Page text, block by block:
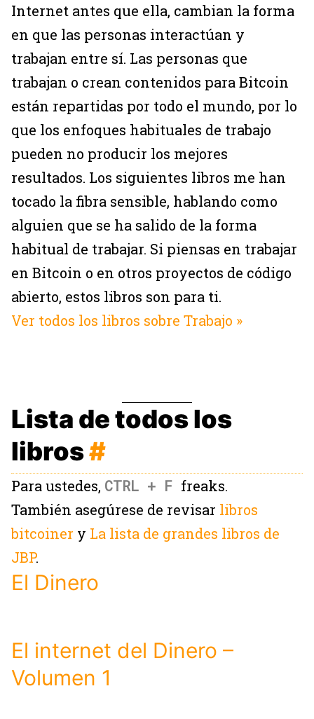
Internet antes que ella, cambian la forma
en que las personas interactúan y
trabajan entre sí. Las personas que
trabajan o crean contenidos para Bitcoin
están repartidas por todo el mundo, por lo
que los enfoques habituales de trabajo
pueden no producir los mejores
resultados. Los siguientes libros me han
tocado la fibra sensible, hablando como
alguien que se ha salido de la forma
habitual de trabajar. Si piensas en trabajar
en Bitcoin o en otros proyectos de código
abierto, estos libros son para ti.
Ver todos los libros sobre Trabajo »
Lista de todos los
libros#
Para ustedes, CTRL + F freaks.
También asegúrese de revisar libros
bitcoiner y La lista de grandes libros de
JBP.
El Dinero
El internet del Dinero –
Volumen 1